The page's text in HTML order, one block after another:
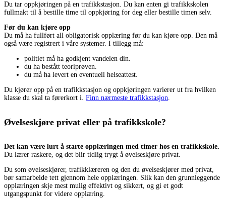
Du tar oppkjøringen på en trafikkstasjon. Du kan enten gi trafikkskolen
fullmakt til å bestille time til oppkjøring for deg eller bestille timen selv.
Før du kan kjøre opp
Du må ha fullført all obligatorisk opplæring før du kan kjøre opp. Den må
også være registrert i våre systemer. I tillegg må:
politiet må ha godkjent vandelen din.
du ha bestått teoriprøven.
du må ha levert en eventuell helseattest.
Du kjører opp på en trafikkstasjon og oppkjøringen varierer ut fra hvilken
klasse du skal ta førerkort i. Finn nærmeste trafikkstasjon
Øvelseskjøre privat eller på trafikkskole?
Det kan være lurt å starte opplæringen med timer hos en trafikkskole.
Du lærer raskere, og det blir tidlig trygt å øvelseskjøre privat.
Du som øvelseskjører, trafikklæreren og den du øvelseskjører med privat,
bør samarbeide tett gjennom hele opplæringen. Slik kan den grunnleggende
opplæringen skje mest mulig effektivt og sikkert, og gi et godt
utgangspunkt for videre opplæring.